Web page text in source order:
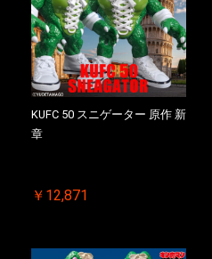
KUFC 50 スニゲーター 原作 新
章
￥12,871